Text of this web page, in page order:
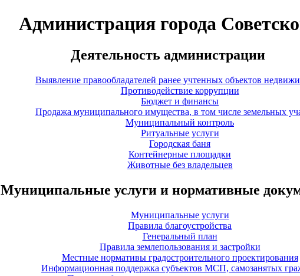
Администрация города
Деятельность администрации
Выявление правообладателей ранее учтенных объектов
Противодействие коррупции
Бюджет и финансы
Продажа муниципального имущества, в том числе земельных
Муниципальный контроль
Ритуальные услуги
Городская баня
Контейнерные площадки
Животные без владельцев
Муниципальные услуги и нормативные
Муниципальные услуги
Правила благоустройства
Генеральный план
Правила землепользования и застройки
Местные нормативы градостроительного проектирования
Информационная поддержка субъектов МСП, самозанятых